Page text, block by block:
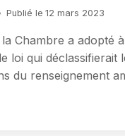
Publié le 12 mars 2023
Chambre a adopté à
loi qui déclassifierait
du renseignement